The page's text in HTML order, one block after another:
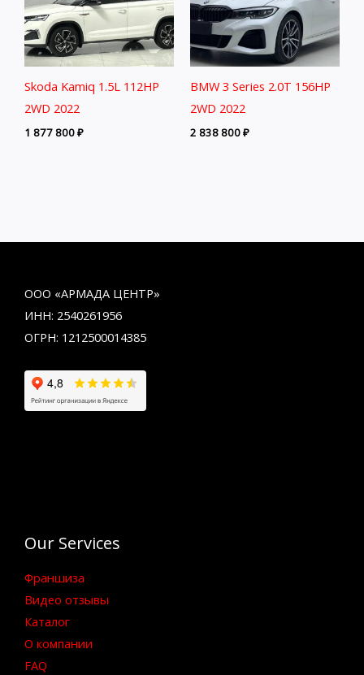
Skoda Kamiq 1.5L 112HP
2WD 2022
1 877 800₽
BMW 3 Series 2.0T 156HP
2WD 2022
2 838 800₽
ООО «АРМАДА ЦЕНТР»
ИНН: 2540261956
ОГРН: 1212500014385
Our Services
Франшиза
Видео отзывы
Каталог
О компании
FAQ